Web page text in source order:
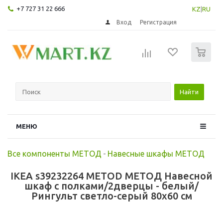
+7 727 31 22 666 KZ RU
Вход Регистрация
Найти
МЕНЮ
Все компоненты МЕТОД - Навесные шкафы МЕТОД
IKEA s39232264 METOD МЕТОД Навесной
шкаф с полками/2дверцы - белый/
Рингульт светло-серый 80x60 см